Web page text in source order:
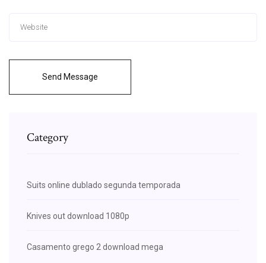
Send Message
Category
Suits online dublado segunda temporada
Knives out download 1080p
Casamento grego 2 download mega